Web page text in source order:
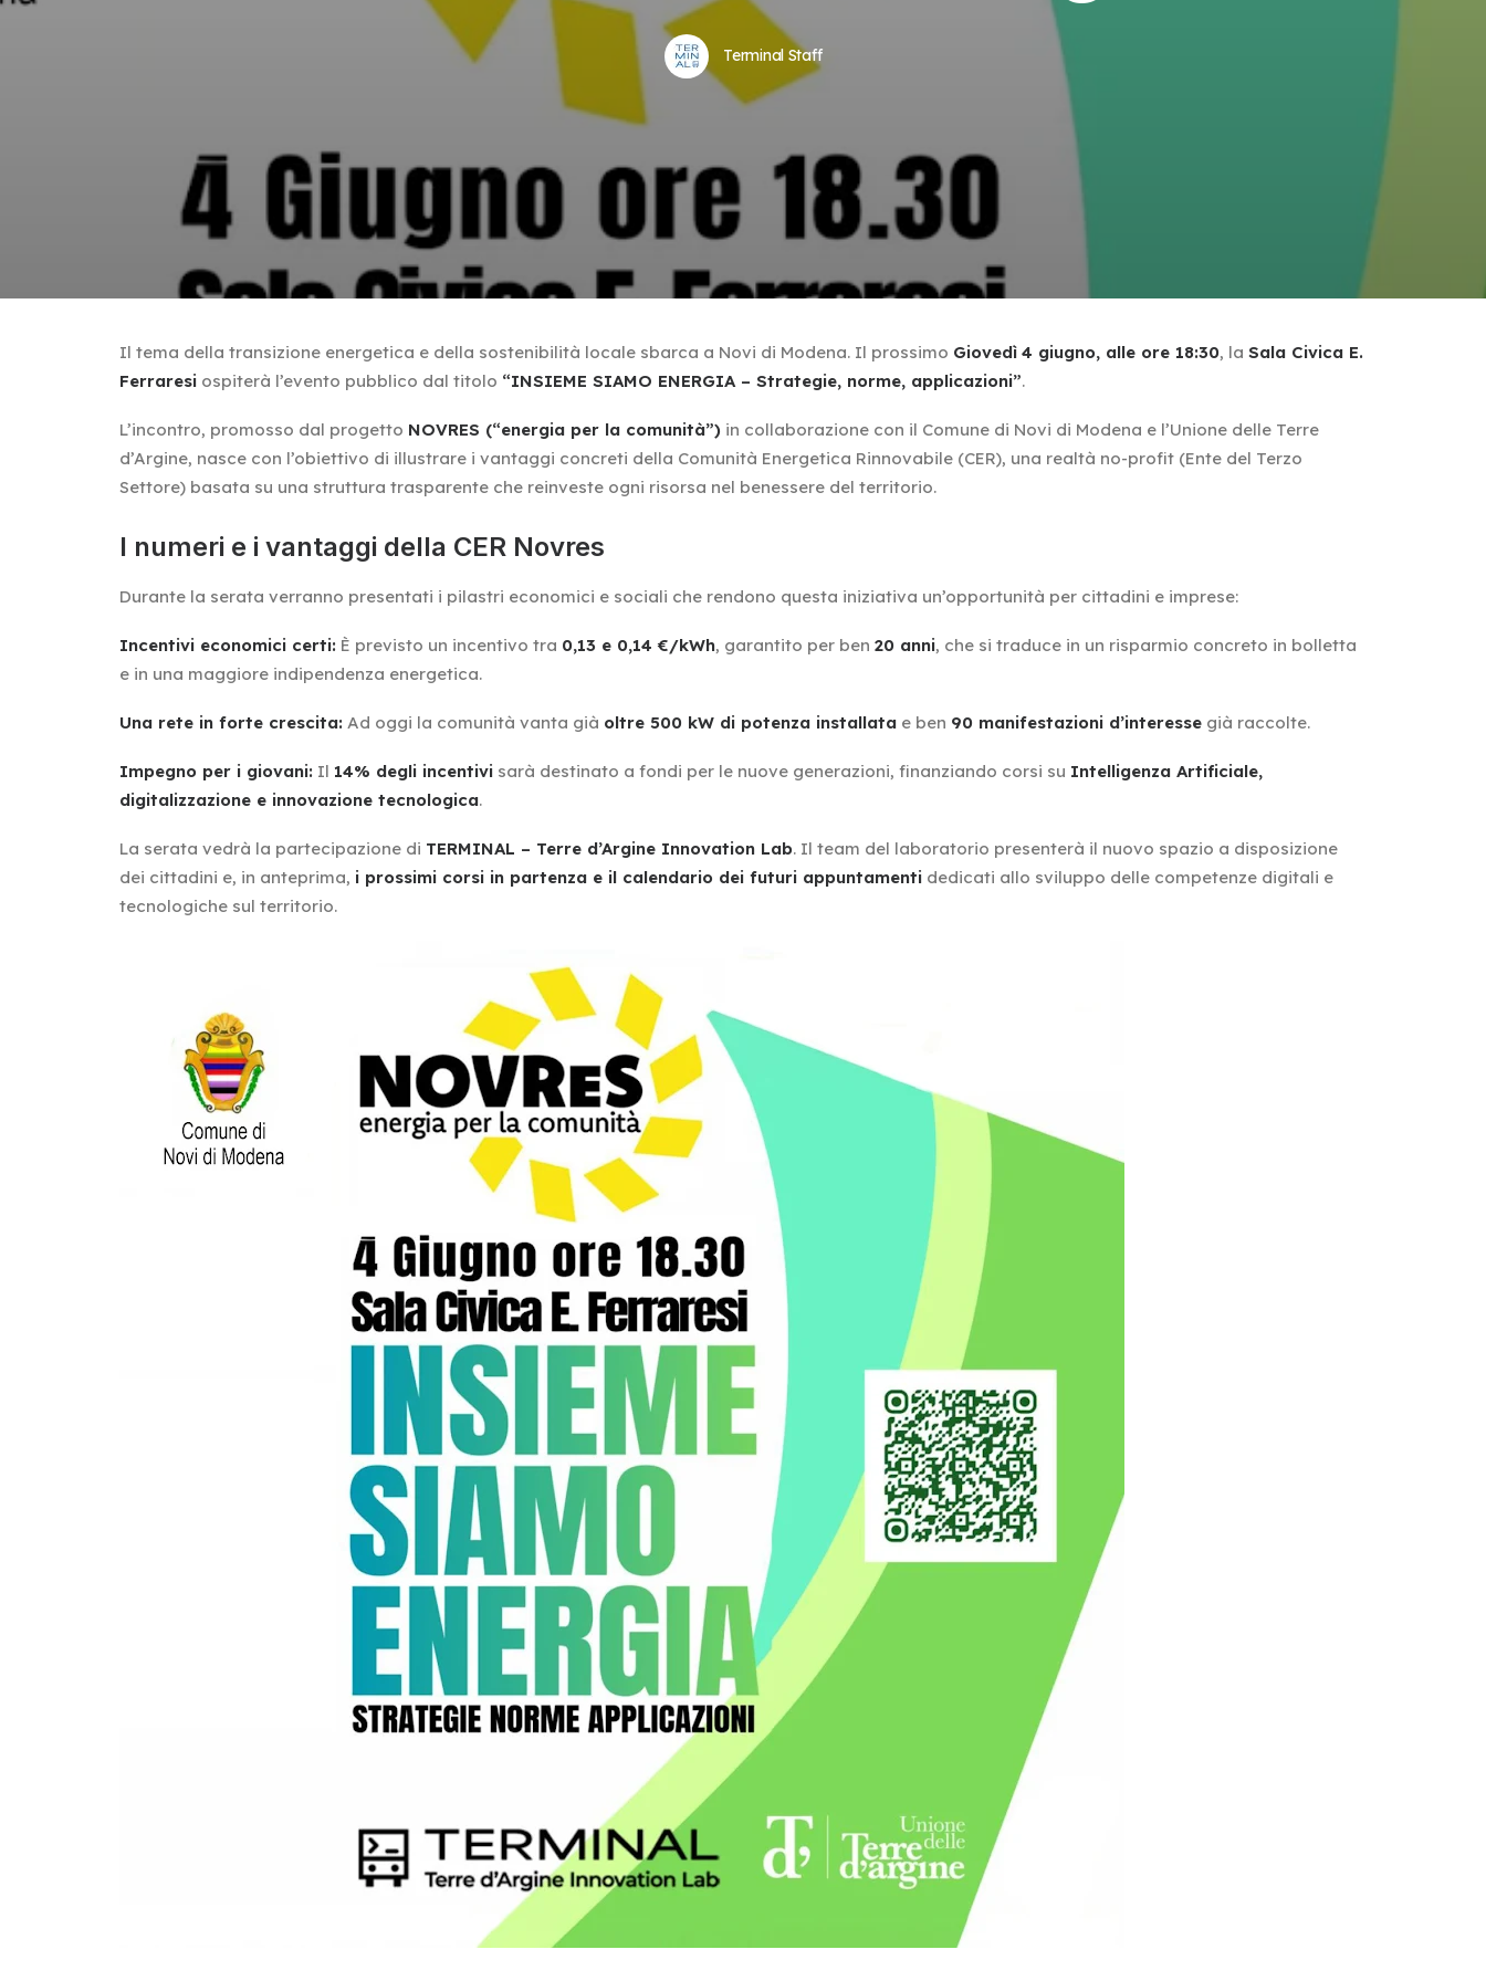
Terminal Staff
Il tema della transizione energetica e della sostenibilità locale sbarca a Novi di Modena. Il prossimo Giovedì 4 giugno, alle ore 18:30, la Sala Civica E.
Ferraresi ospiterà l’evento pubblico dal titolo “INSIEME SIAMO ENERGIA – Strategie, norme, applicazioni”.
L’incontro, promosso dal progetto NOVRES (“energia per la comunità”) in collaborazione con il Comune di Novi di Modena e l’Unione delle Terre
d’Argine, nasce con l’obiettivo di illustrare i vantaggi concreti della Comunità Energetica Rinnovabile (CER), una realtà no-profit (Ente del Terzo
Settore) basata su una struttura trasparente che reinveste ogni risorsa nel benessere del territorio.
I numeri e i vantaggi della CER Novres
Durante la serata verranno presentati i pilastri economici e sociali che rendono questa iniziativa un’opportunità per cittadini e imprese:
Incentivi economici certi: È previsto un incentivo tra 0,13 e 0,14 €/kWh, garantito per ben 20 anni, che si traduce in un risparmio concreto in bolletta
e in una maggiore indipendenza energetica.
Una rete in forte crescita: Ad oggi la comunità vanta già oltre 500 kW di potenza installata e ben 90 manifestazioni d’interesse già raccolte.
Impegno per i giovani: Il 14% degli incentivi sarà destinato a fondi per le nuove generazioni, finanziando corsi su Intelligenza Artificiale,
digitalizzazione e innovazione tecnologica.
La serata vedrà la partecipazione di TERMINAL – Terre d’Argine Innovation Lab. Il team del laboratorio presenterà il nuovo spazio a disposizione
dei cittadini e, in anteprima, i prossimi corsi in partenza e il calendario dei futuri appuntamenti dedicati allo sviluppo delle competenze digitali e
tecnologiche sul territorio.